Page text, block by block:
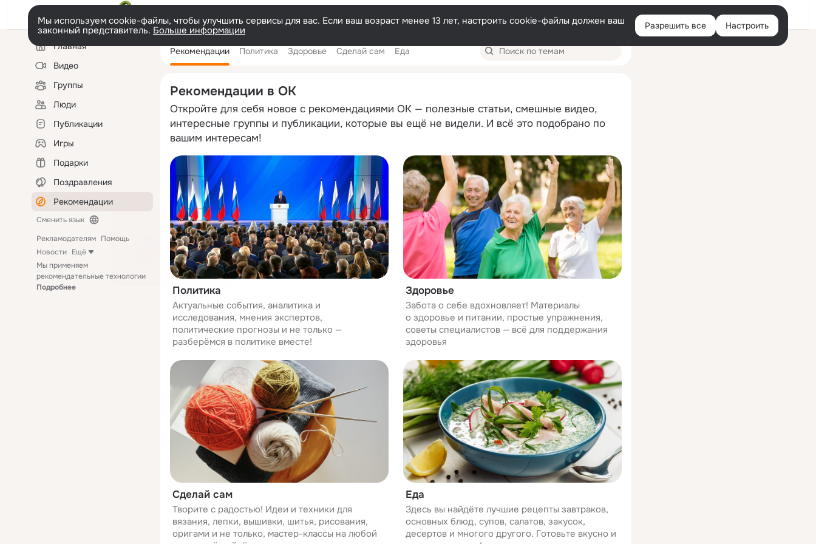
Русский Войти
Мы используем cookie-файлы, чтобы улучшить сервисы для вас. Если ваш возраст менее 13 лет, настроить cookie-файлы должен ваш
законный представитель. Больше информации Разрешить все Настроить
Левая
колонкаГлавная
Видео
Группы
Люди
Публикации
Игры
Подарки
Поздравления
Рекомендации
Сменить язык
Рекламодателям Помощь
Новости Ещё
Мы применяем
рекомендательные технологии
Подробнее
Поиск
Рекомендации Политика Здоровье Сделай сам Еда
Рекомендации в ОК
Откройте для себя новое с рекомендациями ОК — полезные статьи, смешные видео,
интересные группы и публикации, которые вы ещё не видели. И всё это подобрано по
вашим интересам!
Политика
Актуальные события, аналитика и
исследования, мнения экспертов,
политические прогнозы и не только —
разберёмся в политике вместе!
Здоровье
Забота о себе вдохновляет! Материалы
о здоровье и питании, простые упражнения,
советы специалистов — всё для поддержания
здоровья
Сделай сам
Творите с радостью! Идеи и техники для
вязания, лепки, вышивки, шитья, рисования,
оригами и не только, мастер-классы на любой
Еда
Здесь вы найдёте лучшие рецепты завтраков,
основных блюд, супов, салатов, закусок,
десертов и многого другого. Готовьте вкусно и